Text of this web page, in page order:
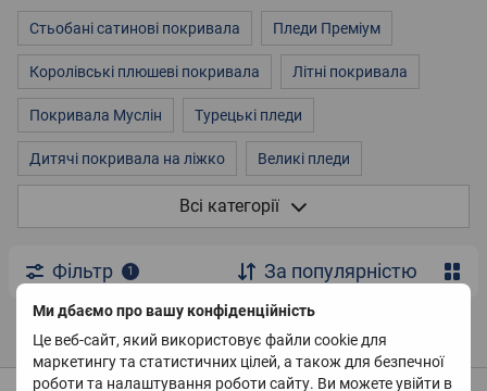
Ми дбаємо про вашу конфіденційність
Це веб-сайт, який використовує файли cookie для
маркетингу та статистичних цілей, а також для безпечної
роботи та налаштування роботи сайту. Ви можете увійти в
Стьобані сатинові покривала Пледи Преміум
Королівські плюшеві покривала Літні покривала
Покривала Муслін Турецькі пледи
Дитячі покривала на ліжко Великі пледи
Покривала на двоспальне ліжко 3д покривала
Плюшеві пледи Стьобані покривала із мікрофібри
Дитячі пледи Пухнасті покривала Хутряні пледи
Плед для пікніків Покривала Піке
Всі категорії
Фільтр 1 За популярністю
Розмір 185x220 см